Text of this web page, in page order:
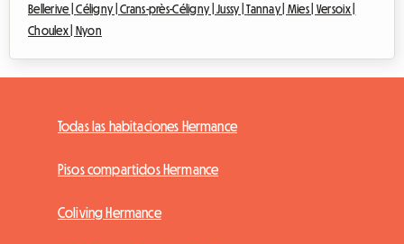
Bellerive |Céligny |Crans-près-Céligny | Jussy |Tannay | Mies | Versoix |
Choulex | Nyon
Todas las habitaciones Hermance
Pisos compartidos Hermance
Coliving Hermance